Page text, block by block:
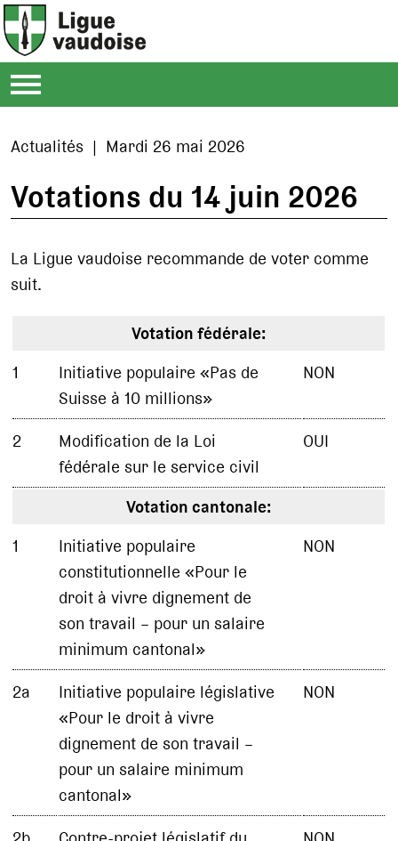
Actualités | Mardi 26 mai 2026
Votations du 14 juin 2026
La Ligue vaudoise recommande de voter comme
suit.
Votation fédérale:
1
Initiative populaire «Pas de
Suisse à 10 millions»
NON
2
Modification de la Loi
fédérale sur le service civil
OUI
Votation cantonale:
1
Initiative populaire
constitutionnelle «Pour le
droit à vivre dignement de
son travail – pour un salaire
minimum cantonal»
NON
2a
Initiative populaire législative
«Pour le droit à vivre
dignement de son travail –
pour un salaire minimum
cantonal»
NON